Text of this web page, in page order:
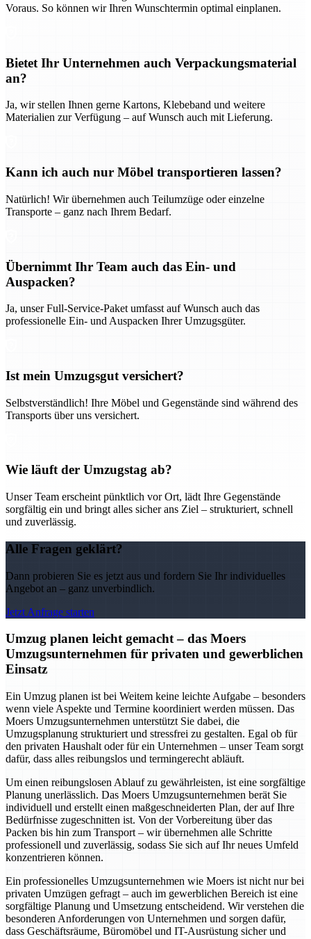
Voraus. So können wir Ihren Wunschtermin optimal einplanen.
Bietet Ihr Unternehmen auch Verpackungsmaterial
an?
Ja, wir stellen Ihnen gerne Kartons, Klebeband und weitere
Materialien zur Verfügung – auf Wunsch auch mit Lieferung.
Kann ich auch nur Möbel transportieren lassen?
Natürlich! Wir übernehmen auch Teilumzüge oder einzelne
Transporte – ganz nach Ihrem Bedarf.
Übernimmt Ihr Team auch das Ein- und
Auspacken?
Ja, unser Full-Service-Paket umfasst auf Wunsch auch das
professionelle Ein- und Auspacken Ihrer Umzugsgüter.
Ist mein Umzugsgut versichert?
Selbstverständlich! Ihre Möbel und Gegenstände sind während des
Transports über uns versichert.
Wie läuft der Umzugstag ab?
Unser Team erscheint pünktlich vor Ort, lädt Ihre Gegenstände
sorgfältig ein und bringt alles sicher ans Ziel – strukturiert, schnell
und zuverlässig.
Alle Fragen geklärt?
Dann probieren Sie es jetzt aus und fordern Sie Ihr individuelles
Angebot an – ganz unverbindlich.
Jetzt Anfrage starten
Umzug planen leicht gemacht – das Moers
Umzugsunternehmen für privaten und gewerblichen
Einsatz
Ein Umzug planen ist bei Weitem keine leichte Aufgabe – besonders
wenn viele Aspekte und Termine koordiniert werden müssen. Das
Moers Umzugsunternehmen unterstützt Sie dabei, die
Umzugsplanung strukturiert und stressfrei zu gestalten. Egal ob für
den privaten Haushalt oder für ein Unternehmen – unser Team sorgt
dafür, dass alles reibungslos und termingerecht abläuft.
Um einen reibungslosen Ablauf zu gewährleisten, ist eine sorgfältige
Planung unerlässlich. Das Moers Umzugsunternehmen berät Sie
individuell und erstellt einen maßgeschneiderten Plan, der auf Ihre
Bedürfnisse zugeschnitten ist. Von der Vorbereitung über das
Packen bis hin zum Transport – wir übernehmen alle Schritte
professionell und zuverlässig, sodass Sie sich auf Ihr neues Umfeld
konzentrieren können.
Ein professionelles Umzugsunternehmen wie Moers ist nicht nur bei
privaten Umzügen gefragt – auch im gewerblichen Bereich ist eine
sorgfältige Planung und Umsetzung entscheidend. Wir verstehen die
besonderen Anforderungen von Unternehmen und sorgen dafür,
dass Geschäftsräume, Büromöbel und IT-Ausrüstung sicher und